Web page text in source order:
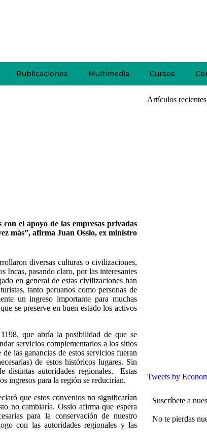
Publicaciones Multimedia Cursos
el apoyo de las empresas privadas
más”, afirma Juan Ossio, ex ministro
diversas culturas o civilizaciones,
Incas, pasando claro, por las interesantes
en general de estas civilizaciones han
tanto peruanos como personas de
un ingreso importante para muchas
se preserve en buen estado los activos
que abría la posibilidad de que se
servicios complementarios a los sitios
las ganancias de estos servicios fueran
de estos históricos lugares. Sin
distintas autoridades regionales. Estas
ingresos para la región se reducirían.
que estos convenios no significarían
no cambiaría. Ossio afirma que espera
para la conservación de nuestro
con las autoridades regionales y las
Artículos recientes
Tweets by
Suscríbete a
No te pierdas